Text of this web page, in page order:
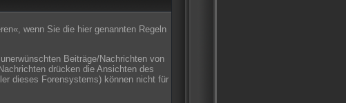
wenn Sie die hier genannten Regeln
Beiträge/Nachrichten von
drücken die Ansichten des
dieses Forensystems) können nicht für